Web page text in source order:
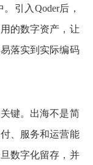
引入Qoder后，
的数字资产，让
落实到实际编码
键。出海不是简
、服务和运营能
数字化留存，并